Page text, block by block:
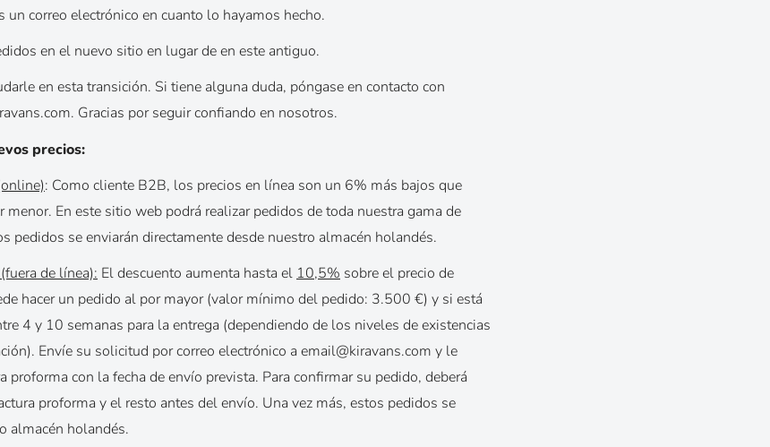
un correo electrónico en cuanto lo hayamos hecho.
en el nuevo sitio en lugar de en este antiguo.
en esta transición. Si tiene alguna duda, póngase en contacto con
Gracias por seguir confiando en nosotros.
precios:
: Como cliente B2B, los precios en línea son un 6% más bajos que
menor. En este sitio web podrá realizar pedidos de toda nuestra gama de
pedidos se enviarán directamente desde nuestro almacén holandés.
de línea): El descuento aumenta hasta el 10,5% sobre el precio de
hacer un pedido al por mayor (valor mínimo del pedido: 3.500 €) y si está
4 y 10 semanas para la entrega (dependiendo de los niveles de existencias
Envíe su solicitud por correo electrónico a email@kiravans.com y le
proforma con la fecha de envío prevista. Para confirmar su pedido, deberá
proforma y el resto antes del envío. Una vez más, estos pedidos se
almacén holandés.